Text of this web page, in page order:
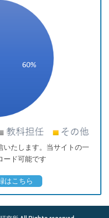
いたします。当サイトの一
ード可能です
はこちら